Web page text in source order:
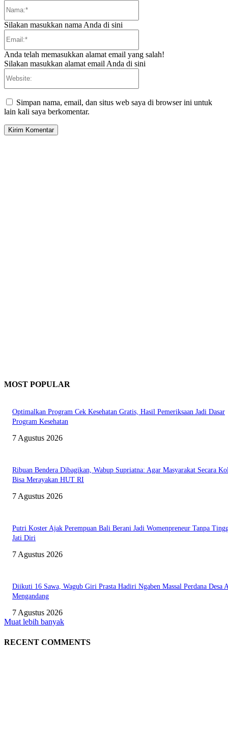
Silakan masukkan nama Anda di sini
Anda telah memasukkan alamat email yang salah!
Silakan masukkan alamat email Anda di sini
Simpan nama, email, dan situs web saya di browser ini untuk
lain kali saya berkomentar.
MOST POPULAR
Optimalkan Program Cek Kesehatan Gratis, Hasil Pemeriksaan Jadi Dasar
Program Kesehatan
7 Agustus 2026
Ribuan Bendera Dibagikan, Wabup Supriatna: Agar Masyarakat Secara
Bisa Merayakan HUT RI
7 Agustus 2026
Putri Koster Ajak Perempuan Bali Berani Jadi Womenpreneur Tanpa
Jati Diri
7 Agustus 2026
Diikuti 16 Sawa, Wagub Giri Prasta Hadiri Ngaben Massal Perdana Desa
Mengandang
7 Agustus 2026
Muat lebih banyak
RECENT COMMENTS